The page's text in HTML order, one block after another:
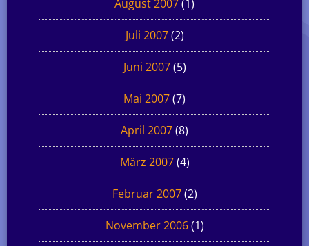
August 2007(1)
Juli 2007(2)
Juni 2007(5)
Mai 2007(7)
April 2007(8)
März 2007(4)
Februar 2007(2)
November 2006(1)